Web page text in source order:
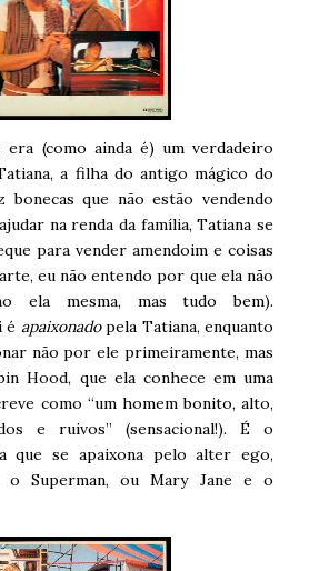
era (como ainda é) um verdadeiro
a filha do antigo mágico do
que não estão vendendo
na renda da família, Tatiana se
para vender amendoim e coisas
eu não entendo por que ela não
ela mesma, mas tudo bem).
é apaixonadopela Tatiana, enquanto
não por ele primeiramente, mas
Hood, que ela conhece em uma
como “um homem bonito, alto,
e ruivos” (sensacional!). É o
que se apaixona pelo alter ego,
Superman, ou Mary Jane e o